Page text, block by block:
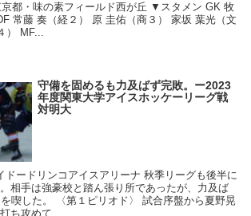
都・味の素フィールド西が丘 ▼スタメン GK 牧
常藤 奏（経２） 原 圭佑（商３） 家坂 葉光（文
） MF...
守備を固めるも力及ばず完敗。ー2023
年度関東大学アイスホッケーリーグ戦
対明大
ドードリンコアイスアリーナ 秋季リーグも後半に
相手は強豪校と踏ん張り所であったが、力及ば
喫した。 〈第１ピリオド〉 試合序盤から夏野晃
ち攻めて...